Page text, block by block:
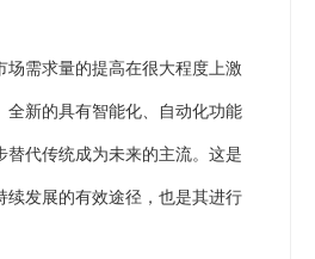
需求量的提高在很大程度上激
全新的具有智能化、自动化功能
替代传统成为未来的主流。这是
续发展的有效途径，也是其进行